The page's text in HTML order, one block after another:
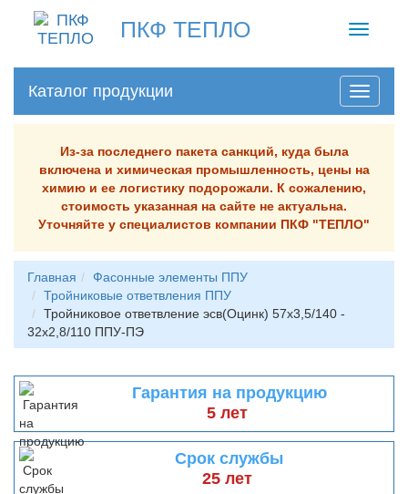
ПКФ ТЕПЛО
Toggle
Каталог продукции
Из-за последнего пакета санкций, куда была
включена и химическая промышленность, цены на
химию и ее логистику подорожали. К сожалению,
стоимость указанная на сайте не актуальна.
Уточняйте у специалистов компании ПКФ "ТЕПЛО"
Главная
Фасонные элементы ППУ
Тройниковые ответвления ППУ
Тройниковое ответвление эсв(Оцинк) 57х3,5/140 -
32х2,8/110 ППУ-ПЭ
Гарантия на продукцию
5 лет
Срок службы
25 лет